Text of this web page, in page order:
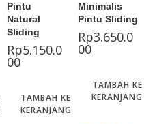
Pintu
Natural
Sliding
Rp5.150.0
00
TAMBAH KE
KERANJANG
Minimalis
Pintu Sliding
Rp3.650.0
00
TAMBAH KE
KERANJANG